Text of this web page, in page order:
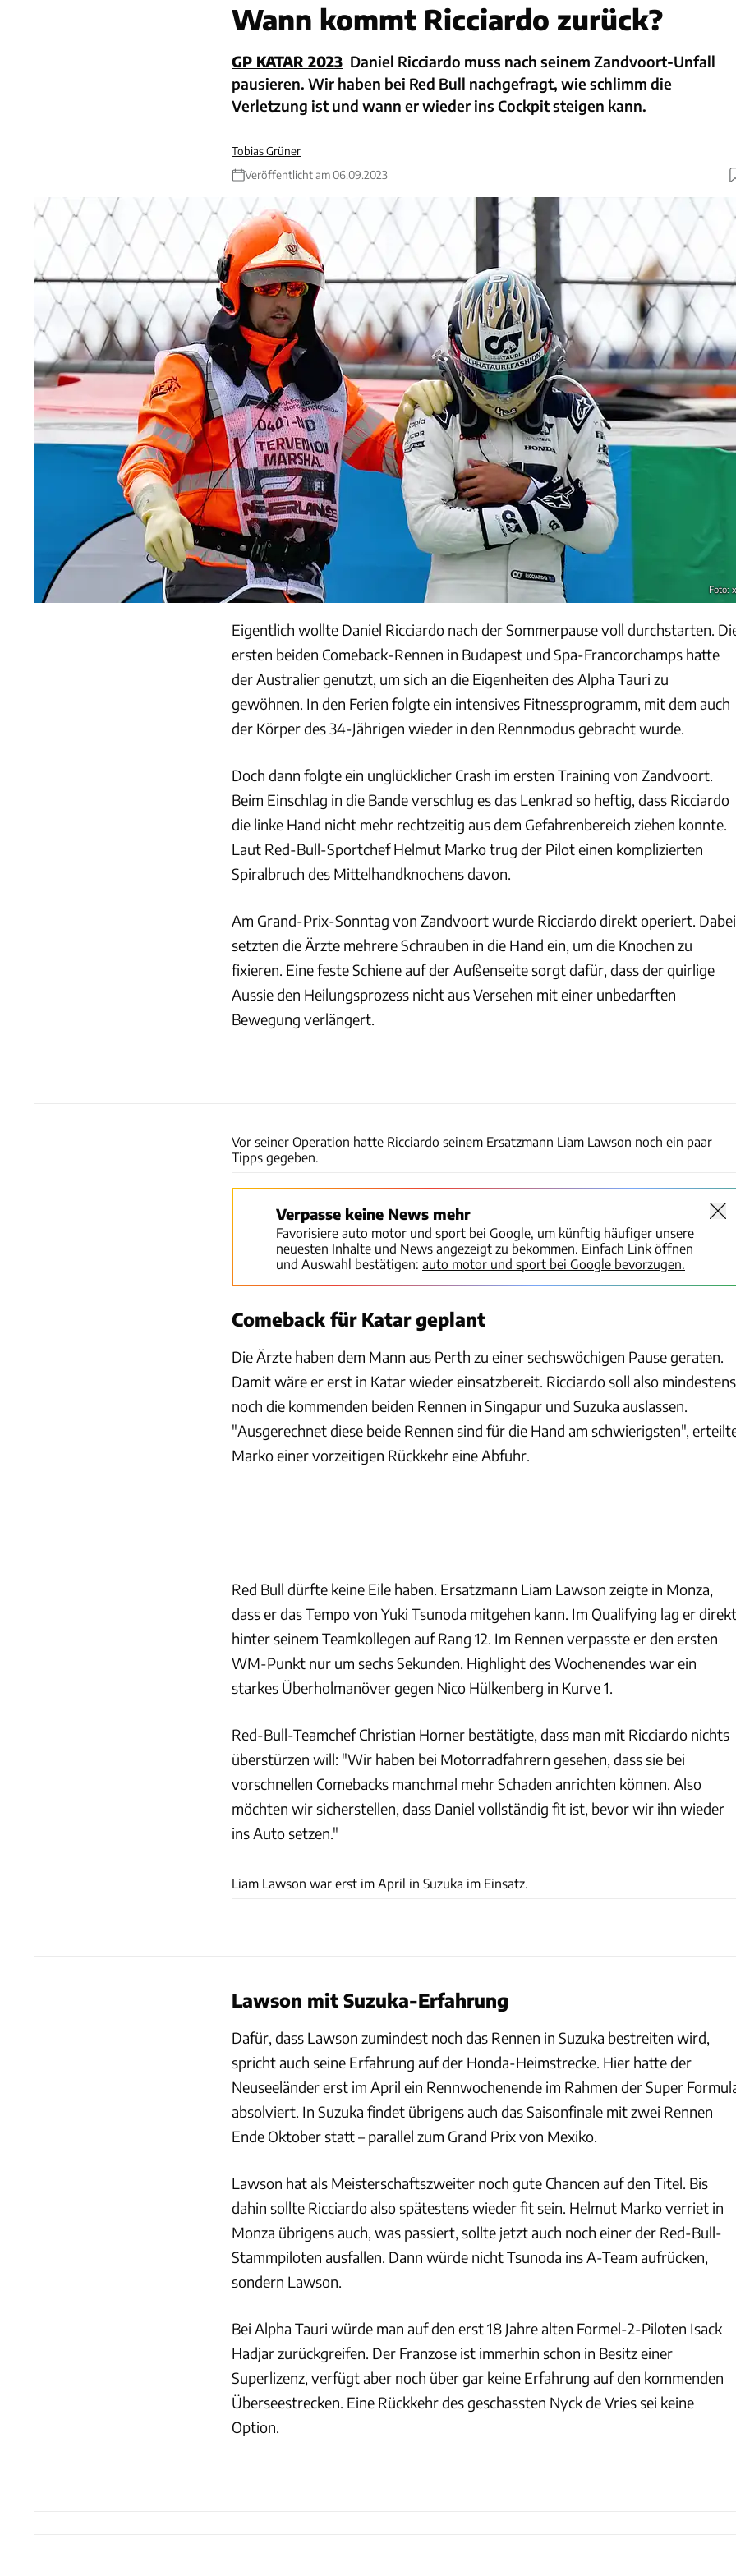
Wann kommt Ricciardo zurück?
GP KATAR 2023 Daniel Ricciardo muss nach seinem Zandvoort-Unfall
pausieren. Wir haben bei Red Bull nachgefragt, wie schlimm die
Verletzung ist und wann er wieder ins Cockpit steigen kann.
Tobias Grüner
Veröffentlicht am 06.09.2023
Foto:
Eigentlich wollte Daniel Ricciardo nach der Sommerpause voll durchstarten.
ersten beiden Comeback-Rennen in Budapest und Spa-Francorchamps hatte
der Australier genutzt, um sich an die Eigenheiten des Alpha Tauri zu
gewöhnen. In den Ferien folgte ein intensives Fitnessprogramm, mit dem auch
der Körper des 34-Jährigen wieder in den Rennmodus gebracht wurde.
Doch dann folgte ein unglücklicher Crash im ersten Training von Zandvoort.
Beim Einschlag in die Bande verschlug es das Lenkrad so heftig, dass Ricciardo
die linke Hand nicht mehr rechtzeitig aus dem Gefahrenbereich ziehen konnte.
Laut Red-Bull-Sportchef Helmut Marko trug der Pilot einen komplizierten
Spiralbruch des Mittelhandknochens davon.
Am Grand-Prix-Sonntag von Zandvoort wurde Ricciardo direkt operiert. Dabei
setzten die Ärzte mehrere Schrauben in die Hand ein, um die Knochen zu
fixieren. Eine feste Schiene auf der Außenseite sorgt dafür, dass der quirlige
Aussie den Heilungsprozess nicht aus Versehen mit einer unbedarften
Bewegung verlängert.
Vor seiner Operation hatte Ricciardo seinem Ersatzmann Liam Lawson noch ein paar
Tipps gegeben.
Verpasse keine News mehr
Favorisiere auto motor und sport bei Google, um künftig häufiger unsere
neuesten Inhalte und News angezeigt zu bekommen. Einfach Link öffnen
und Auswahl bestätigen: auto motor und sport bei Google bevorzugen.
Comeback für Katar geplant
Die Ärzte haben dem Mann aus Perth zu einer sechswöchigen Pause geraten.
Damit wäre er erst in Katar wieder einsatzbereit. Ricciardo soll also mindestens
noch die kommenden beiden Rennen in Singapur und Suzuka auslassen.
"Ausgerechnet diese beide Rennen sind für die Hand am schwierigsten",
Marko einer vorzeitigen Rückkehr eine Abfuhr.
Red Bull dürfte keine Eile haben. Ersatzmann Liam Lawson zeigte in Monza,
dass er das Tempo von Yuki Tsunoda mitgehen kann. Im Qualifying lag er direkt
hinter seinem Teamkollegen auf Rang 12. Im Rennen verpasste er den ersten
WM-Punkt nur um sechs Sekunden. Highlight des Wochenendes war ein
starkes Überholmanöver gegen Nico Hülkenberg in Kurve 1.
Red-Bull-Teamchef Christian Horner bestätigte, dass man mit Ricciardo nichts
überstürzen will: "Wir haben bei Motorradfahrern gesehen, dass sie bei
vorschnellen Comebacks manchmal mehr Schaden anrichten können. Also
möchten wir sicherstellen, dass Daniel vollständig fit ist, bevor wir ihn wieder
ins Auto setzen."
Liam Lawson war erst im April in Suzuka im Einsatz.
Lawson mit Suzuka-Erfahrung
Dafür, dass Lawson zumindest noch das Rennen in Suzuka bestreiten wird,
spricht auch seine Erfahrung auf der Honda-Heimstrecke. Hier hatte der
Neuseeländer erst im April ein Rennwochenende im Rahmen der Super
absolviert. In Suzuka findet übrigens auch das Saisonfinale mit zwei Rennen
Ende Oktober statt – parallel zum Grand Prix von Mexiko.
Lawson hat als Meisterschaftszweiter noch gute Chancen auf den Titel. Bis
dahin sollte Ricciardo also spätestens wieder fit sein. Helmut Marko verriet in
Monza übrigens auch, was passiert, sollte jetzt auch noch einer der Red-Bull-
Stammpiloten ausfallen. Dann würde nicht Tsunoda ins A-Team aufrücken,
sondern Lawson.
Bei Alpha Tauri würde man auf den erst 18 Jahre alten Formel-2-Piloten Isack
Hadjar zurückgreifen. Der Franzose ist immerhin schon in Besitz einer
Superlizenz, verfügt aber noch über gar keine Erfahrung auf den kommenden
Überseestrecken. Eine Rückkehr des geschassten Nyck de Vries sei keine
Option.